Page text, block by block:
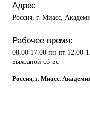
Адрес
Россия, г. Миасс,
Рабочее время:
08.00-17.00 пн-пт 12.00-
выходной сб-вс
Россия, г. Миасс,